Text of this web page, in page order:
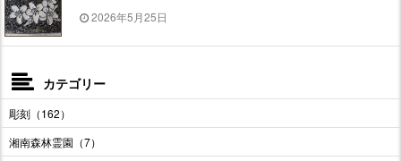
2026年5月25日
カテゴリー
彫刻（162）
湘南森林霊園（7）